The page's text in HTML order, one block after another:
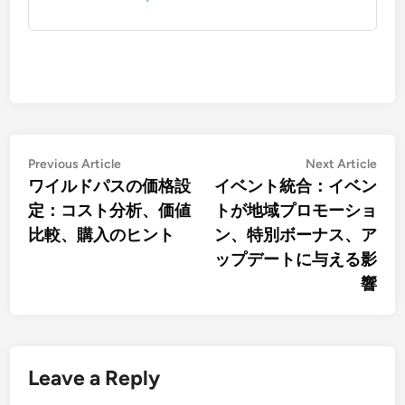
Post
navigation
Previous ArticlePrevious
article:
ワイルドパスの価格設
定：コスト分析、価値
比較、購入のヒント
Next Article
イベント統合：イベン
トが地域プロモーショ
ン、特別ボーナス、ア
ップデートに与える影
響
Leave a Reply